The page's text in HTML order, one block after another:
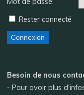
Rester connecté
Connexion
Besoin de nous
- Pour avoir plus